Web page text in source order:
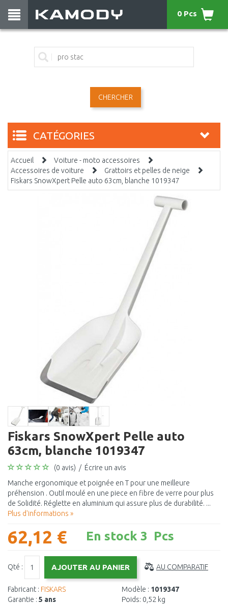
CHERCHER
0 Pcs
CATÉGORIES
Accueil
Voiture - moto accessoires
Accessoires de voiture
Grattoirs et pelles de neige
Fiskars SnowXpert Pelle auto 63cm, blanche 1019347
Fiskars SnowXpert Pelle auto
63cm, blanche 1019347
(0 avis) / Écrire un avis
Manche ergonomique et poignée en T pour une meilleure
préhension . Outil moulé en une piece en fibre de verre pour plus
de Solidité. Réglette en aluminium qui assure plus de durabilité. ...
Plus d'informations »
62,12 € En stock 3 Pcs
Qté : AU COMPARATIF
Fabricant : FISKARS
Garantie : 5 ans
Modèle : 1019347
Poids: 0,52 kg